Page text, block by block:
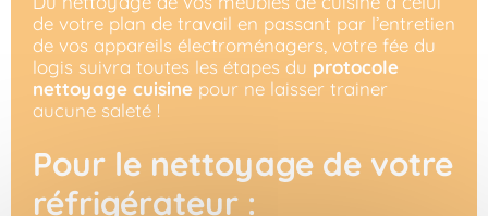
de votre plan de travail en passant par l’entretien
de vos appareils électroménagers, votre fée du
logis suivra toutes les étapes du protocole
nettoyage cuisine pour ne laisser trainer
aucune saleté !
Pour le nettoyage de votre
réfrigérateur :